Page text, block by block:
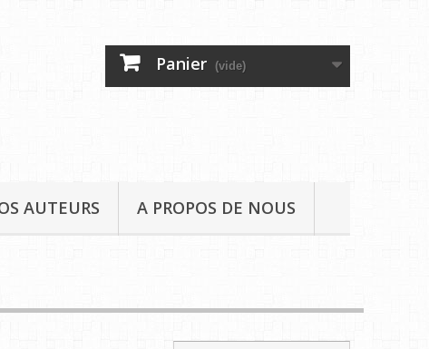
Panier (vide)
AUTEURS A PROPOS DE NOUS